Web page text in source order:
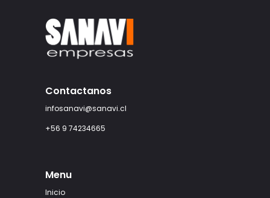
Contactanos
infosanavi@sanavi.cl
+56 9 74234665
Menu
Inicio